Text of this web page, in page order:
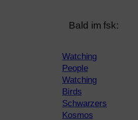
Bald im fsk:
Watching
People
Watching
Birds
Schwarzers
Kosmos